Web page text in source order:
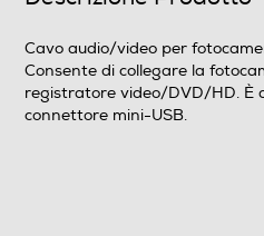
Cavo audio/video per
Consente di collegare la
registratore video/DVD/HD. È
connettore mini-USB.